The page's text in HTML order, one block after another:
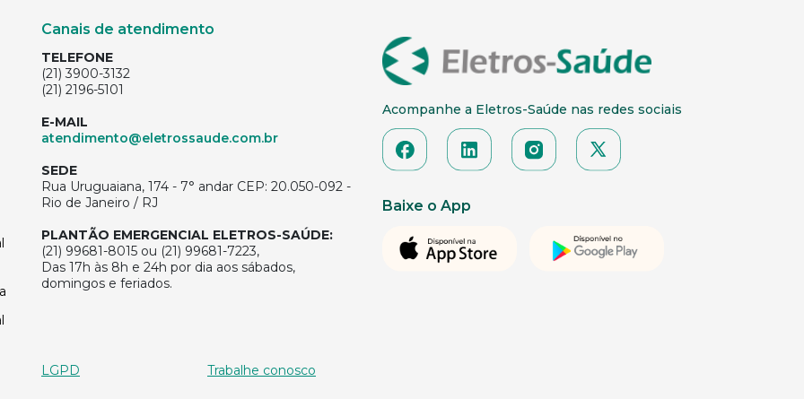
Canais de atendimento
TELEFONE
(21) 3900-3132
(21) 2196-5101
E-MAIL
atendimento@eletrossaude.com.br
SEDE
Rua Uruguaiana, 174 - 7° andar CEP: 20.050-092 -
Rio de Janeiro / RJ
PLANTÃO EMERGENCIAL ELETROS-SAÚDE:
(21) 99681-8015 ou (21) 99681-7223,
Das 17h às 8h e 24h por dia aos sábados,
domingos e feriados.
LGPD Trabalhe conosco
Acompanhe a Eletros-Saúde nas redes sociais
Baixe o App